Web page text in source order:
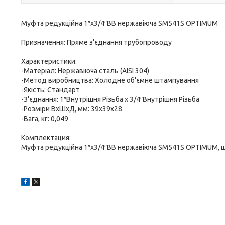
Муфта редукційна 1″х3/4″ВВ нержавіюча SM541S OPTIMUM
Призначення: Пряме з'єднання трубопроводу
Характеристики:
-Матеріал: Нержавіюча сталь (AISI 304)
-Метод виробництва: Холодне об'ємне штампування
-Якість: Стандарт
-З'єднання: 1″Внутрішня Різьба х 3/4″Внутрішня Різьба
-Розміри ВхШхД, мм: 39х39х28
-Вага, кг: 0,049
Комплектация:
Муфта редукційна 1″х3/4″ВВ нержавіюча SM541S OPTIMUM,